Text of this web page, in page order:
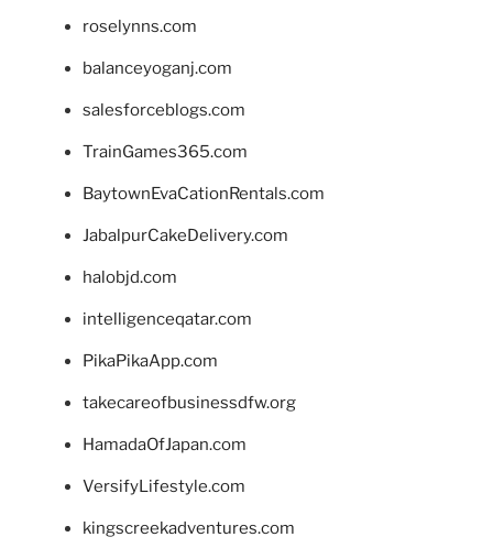
roselynns.com
balanceyoganj.com
salesforceblogs.com
TrainGames365.com
BaytownEvaCationRentals.com
JabalpurCakeDelivery.com
halobjd.com
intelligenceqatar.com
PikaPikaApp.com
takecareofbusinessdfw.org
HamadaOfJapan.com
VersifyLifestyle.com
kingscreekadventures.com